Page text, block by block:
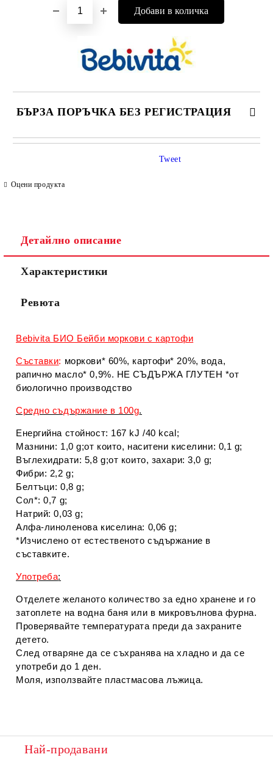
БЪРЗА ПОРЪЧКА БЕЗ РЕГИСТРАЦИЯ
САМО ПОПЪЛНЕТЕ 4 ПОЛЕТА
Съгласен съм сПолитиката за лични данни
Ние ще се свържем с вас в рамките на работния ден.
Оцени продукта
Tweet
Детайлно описание
Характеристики
Ревюта
Bebivita БИО Бейби моркови с картофи
Съставки: моркови* 60%, картофи* 20%, вода,
рапично масло* 0,9%. НЕ СЪДЪРЖА ГЛУТЕН *от
биологично производство
Средно съдържание в 100g.
Енергийна стойност: 167 kJ /40 kcal;
Мазнини: 1,0 g;от които, наситени киселини: 0,1 g;
Въглехидрати: 5,8 g;от които, захари: 3,0 g;
Фибри: 2,2 g;
Белтъци: 0,8 g;
Сол*: 0,7 g;
Натрий: 0,03 g;
Алфа-линоленова киселина: 0,06 g;
*Изчислено от естественото съдържание в
съставките.
Употреба:
Отделете желаното количество за едно хранене и го
затоплете на водна баня или в микровълнова фурна.
Проверявайте температурата преди да захраните
детето.
След отваряне да се съхранява на хладно и да се
употреби до 1 ден.
Моля, използвайте пластмасова лъжица.
Най-продавани